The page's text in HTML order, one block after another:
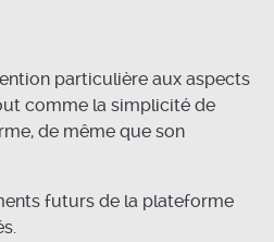
particulière aux aspects
comme la simplicité de
de même que son
futurs de la plateforme